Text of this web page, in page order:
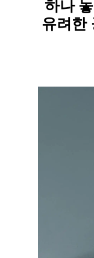
하나
유려한